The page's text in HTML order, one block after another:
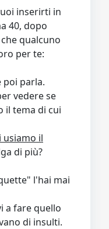
inserirti in
40, dopo
qualcuno
per te:
poi parla.
vedere se
il tema di cui
usiamo il
di più?
l'hai mai
a fare quello
di insulti.